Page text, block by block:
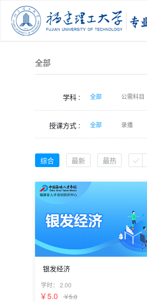
全部
学科 : 全部 公需科目
授课方式 : 全部 录播
综合 最新 最热 
银发经济
专题六：银发经济
学时： 2.00
￥5.0 ￥5.0